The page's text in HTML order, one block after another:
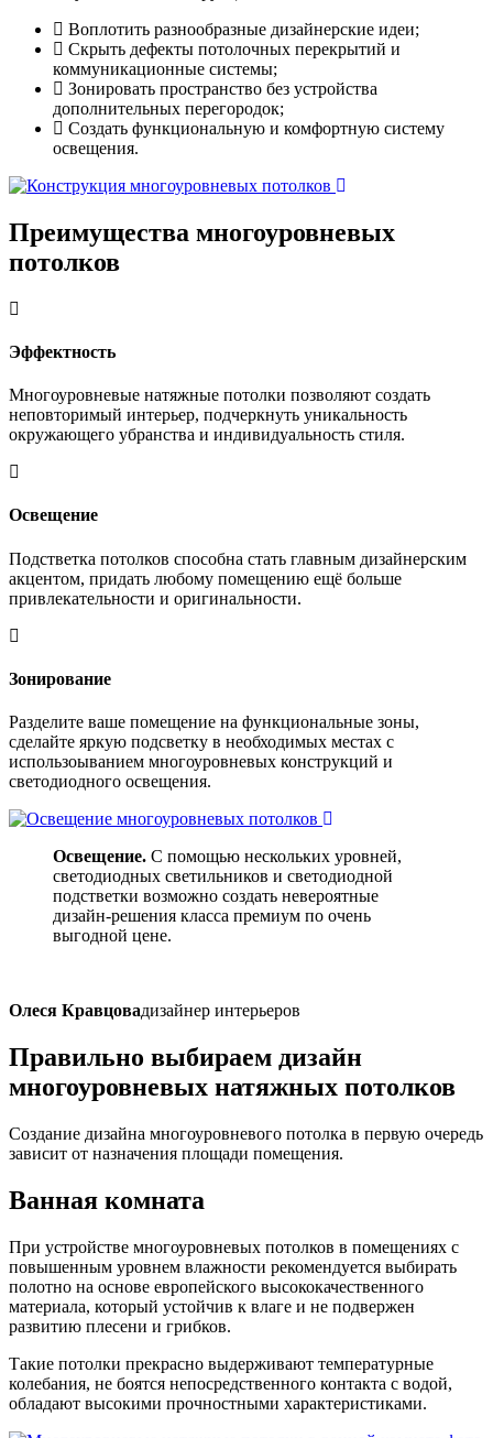
Воплотить разнообразные дизайнерские идеи;
Скрыть дефекты потолочных перекрытий и
коммуникационные системы;
Зонировать пространство без устройства
дополнительных перегородок;
Создать функциональную и комфортную систему
освещения.
Преимущества многоуровневых
потолков
Эффектность
Многоуровневые натяжные потолки позволяют создать
неповторимый интерьер, подчеркнуть уникальность
окружающего убранства и индивидуальность стиля.
Освещение
Подстветка потолков способна стать главным дизайнерским
акцентом, придать любому помещению ещё больше
привлекательности и оригинальности.
Зонирование
Разделите ваше помещение на функциональные зоны,
сделайте яркую подсветку в необходимых местах с
использоыванием многоуровневых конструкций и
светодиодного освещения.
Освещение. С помощью нескольких уровней,
светодиодных светильников и светодиодной
подстветки возможно создать невероятные
дизайн-решения класса премиум по очень
выгодной цене.
Олеся Кравцовадизайнер интерьеров
Правильно выбираем дизайн
многоуровневых натяжных потолков
Создание дизайна многоуровневого потолка в первую очередь
зависит от назначения площади помещения.
Ванная комната
При устройстве многоуровневых потолков в помещениях с
повышенным уровнем влажности рекомендуется выбирать
полотно на основе европейского высококачественного
материала, который устойчив к влаге и не подвержен
развитию плесени и грибков.
Такие потолки прекрасно выдерживают температурные
колебания, не боятся непосредственного контакта с водой,
обладают высокими прочностными характеристиками.